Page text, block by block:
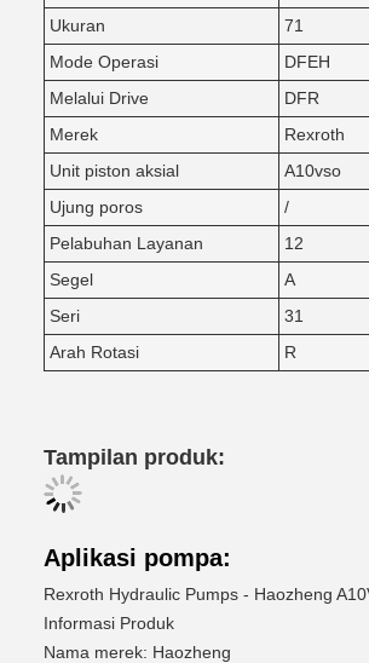
Ukuran
71
Mode Operasi
DFEH
Melalui Drive
DFR
Merek
Rexroth
Unit piston aksial
A10vso
Ujung poros
/
Pelabuhan Layanan
12
Segel
A
Seri
31
Arah Rotasi
R
Tampilan produk:
Aplikasi pompa:
Rexroth Hydraulic Pumps - Haozheng
Informasi Produk
Nama merek: Haozheng